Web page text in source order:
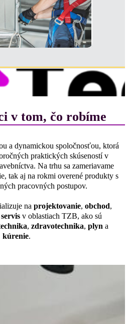
v tom, čo robíme
a dynamickou spoločnosťou, ktorá
praktických skúseností v
Na trhu sa zameriavame
tak aj na rokmi overené produkty s
pracovných postupov.
na projektovanie, obchod,
servis v oblastiach TZB, ako sú
, zdravotechnika, plyn a
kúrenie.